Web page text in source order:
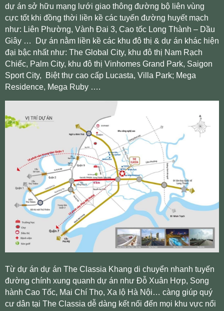
dự án sở hữu mạng lưới giao thông đường bộ liên vùng
cực tốt khi đồng thời liền kề các tuyến đường huyết mạch
như: Liên Phường, Vành Đai 3, Cao tốc Long Thành – Dầu
Giây … Dự án nằm liền kề các khu đô thị & dự án khác hiện
đại bậc nhất như: The Global City, khu đô thị Nam Rạch
Chiếc, Palm City, khu đô thị Vinhomes Grand Park, Saigon
Sport City, Biệt thự cao cấp Lucasta, Villa Park; Mega
Residence, Mega Ruby ….
Từ dự án dự án The Classia Khang di chuyển nhanh tuyến
đường chính xung quanh dự án như Đỗ Xuân Hợp, Song
hành Cao Tốc, Mai Chí Thọ, Xa lộ Hà Nội… càng giúp quý
cư dân tại The Classia dễ dàng kết nối đến mọi khu vực nổi